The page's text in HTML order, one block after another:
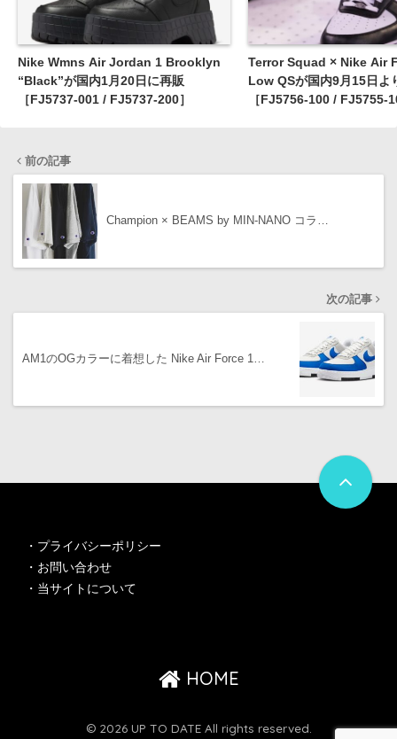
Nike Wmns Air Jordan 1 Brooklyn
“Black”が国内1月20日に再販
［FJ5737-001 / FJ5737-200］
Terror Squad × Nike Air
Low QSが国内9月15日よ
［FJ5756-100 / FJ5755-
前の記事
Champion × BEAMS by MIN-NANO コラ…
次の記事
AM1のOGカラーに着想した Nike Air Force 1…
・ プライバシーポリシー
・ お問い合わせ
・ 当サイトについて
HOME
© 2026 UP TO DATE All rights reserved.